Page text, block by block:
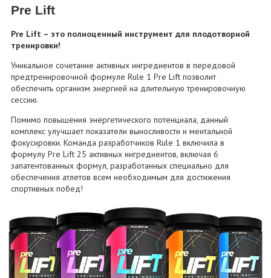
Pre Lift
Pre Lift – это полноценный инструмент для плодотворной
тренировки!
Уникальное сочетание активных ингредиентов в передовой
предтренировочной формуле Rule 1 Pre Lift позволит
обеспечить организм энергией на длительную тренировочную
сессию.
Помимо повышения энергетического потенциала, данный
комплекс улучшает показатели выносливости и ментальной
фокусировки. Команда разработчиков Rule 1 включила в
формулу Pre Lift 25 активных ингредиентов, включая 6
запатентованных формул, разработанных специально для
обеспечения атлетов всем необходимым для достижения
спортивных побед!